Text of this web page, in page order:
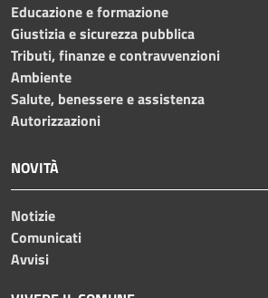
Educazione e formazione
Giustizia e sicurezza pubblica
Tributi, finanze e contravvenzioni
Ambiente
Salute, benessere e assistenza
Autorizzazioni
NOVITÀ
Notizie
Comunicati
Avvisi